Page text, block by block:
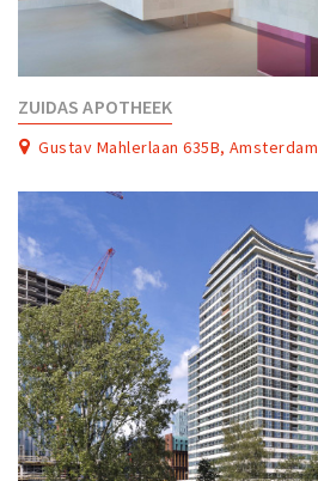
ZUIDAS APOTHEEK
Gustav Mahlerlaan 635B, Amsterdam